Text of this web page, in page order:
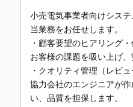
小売電気事業者向けシス
当業務をお任せします。
・顧客要望のヒアリング
お客様の課題を吸い上げ
・クオリティ管理（レビュ
協力会社のエンジニアが
い、品質を担保します。